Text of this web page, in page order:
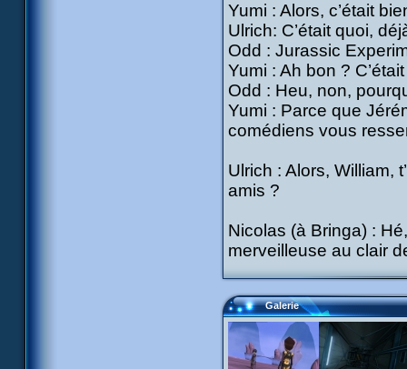
Yumi : Alors, c’était
Ulrich: C’était quoi,
Odd : Jurassic
Yumi : Ah bon ?
Odd : Heu, non,
Yumi : Parce que
comédiens vous
Ulrich : Alors, William,
amis ?
Nicolas (à Bringa) :
merveilleuse au clair
Galerie